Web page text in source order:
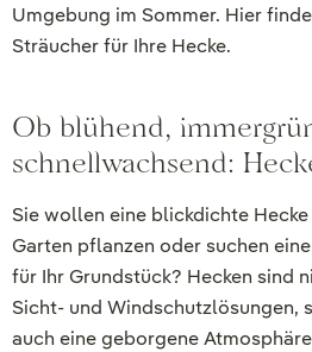
Umgebung im Sommer. Hier
Sträucher für Ihre Hecke.
Ob blühend,
schnellwachsend:
Sie wollen eine blickdichte
Garten pflanzen oder suchen
für Ihr Grundstück? Hecken sind
Sicht- und Windschutzlösungen,
auch eine geborgene